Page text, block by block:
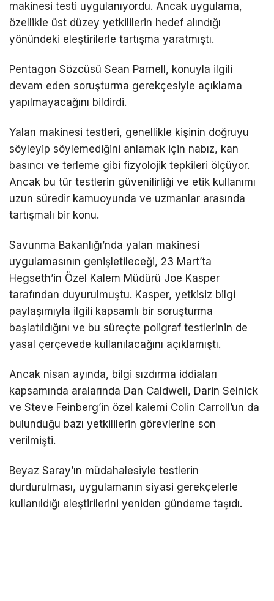
makinesi testi uygulanıyordu. Ancak uygulama,
özellikle üst düzey yetkililerin hedef alındığı
yönündeki eleştirilerle tartışma yaratmıştı.
Pentagon Sözcüsü Sean Parnell, konuyla ilgili
devam eden soruşturma gerekçesiyle açıklama
yapılmayacağını bildirdi.
Yalan makinesi testleri, genellikle kişinin doğruyu
söyleyip söylemediğini anlamak için nabız, kan
basıncı ve terleme gibi fizyolojik tepkileri ölçüyor.
Ancak bu tür testlerin güvenilirliği ve etik kullanımı
uzun süredir kamuoyunda ve uzmanlar arasında
tartışmalı bir konu.
Savunma Bakanlığı’nda yalan makinesi
uygulamasının genişletileceği, 23 Mart’ta
Hegseth’in Özel Kalem Müdürü Joe Kasper
tarafından duyurulmuştu. Kasper, yetkisiz bilgi
paylaşımıyla ilgili kapsamlı bir soruşturma
başlatıldığını ve bu süreçte poligraf testlerinin de
yasal çerçevede kullanılacağını açıklamıştı.
Ancak nisan ayında, bilgi sızdırma iddiaları
kapsamında aralarında Dan Caldwell, Darin Selnick
ve Steve Feinberg’in özel kalemi Colin Carroll’un da
bulunduğu bazı yetkililerin görevlerine son
verilmişti.
Beyaz Saray’ın müdahalesiyle testlerin
durdurulması, uygulamanın siyasi gerekçelerle
kullanıldığı eleştirilerini yeniden gündeme taşıdı.